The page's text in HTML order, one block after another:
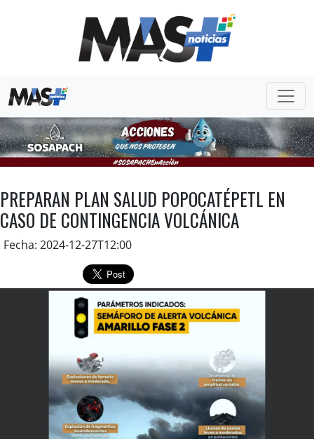
PREPARAN PLAN SALUD POPOCATÉPETL EN
CASO DE CONTINGENCIA VOLCÁNICA
Fecha: 2024-12-27T12:00